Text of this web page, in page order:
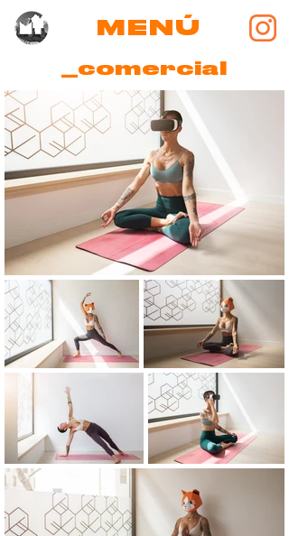
MENÚ
_comercial